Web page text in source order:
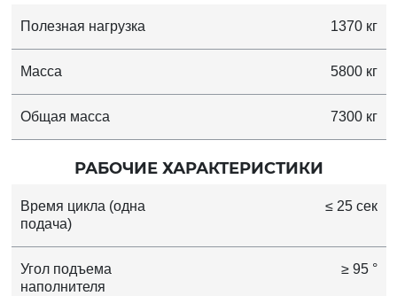
Полезная нагрузка 1370 кг
Масса 5800 кг
Общая масса 7300 кг
РАБОЧИЕ ХАРАКТЕРИСТИКИ
Время цикла (одна
подача)
≤ 25 сек
Угол подъема
наполнителя
≥ 95 °